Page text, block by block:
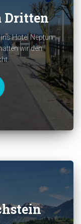
Dritten
Hotel Neptun
wir den